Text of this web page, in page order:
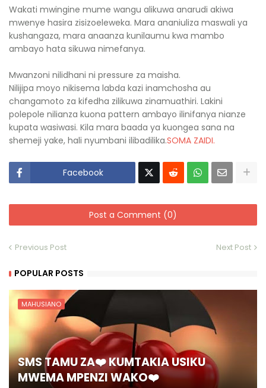
Wakati mwingine mume wangu alikuwa anarudi akiwa
mwenye hasira zisizoeleweka. Mara ananiuliza maswali ya
kushangaza, mara anaanza kunilaumu kwa mambo
ambayo hata sikuwa nimefanya.
Mwanzoni nilidhani ni pressure za maisha.
Nilijipa moyo nikisema labda kazi inamchosha au
changamoto za kifedha zilikuwa zinamuathiri. Lakini
polepole nilianza kuona pattern ambayo ilinifanya nianze
kupata wasiwasi. Kila mara baada ya kuongea sana na
shemeji yake, hali nyumbani ilibadilika.SOMA ZAIDI.
Facebook
Post a Comment (0)
Previous Post Next Post
POPULAR POSTS
MAHUSIANO
SMS TAMU ZA❤️ KUMTAKIA USIKU
MWEMA MPENZI WAKO❤️